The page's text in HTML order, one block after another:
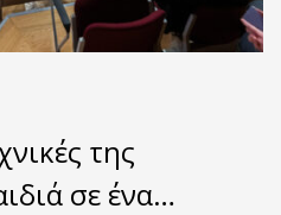
της
σε ένα